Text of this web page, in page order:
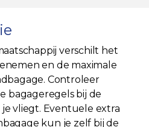
verschilt het
en de maximale
Controleer
bagageregels bij de
vliegt. Eventuele extra
kun je zelf bij de